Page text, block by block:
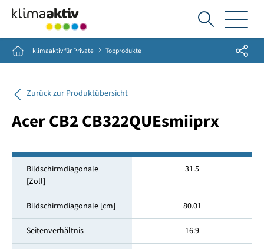
Ich
suche...
Home klimaaktiv für Private Topprodukte Share
Zurück zur Produktübersicht
Acer CB2 CB322QUEsmiiprx
Bildschirmdiagonale
[Zoll]
31.5
Bildschirmdiagonale [cm] 80.01
Seitenverhältnis 16:9